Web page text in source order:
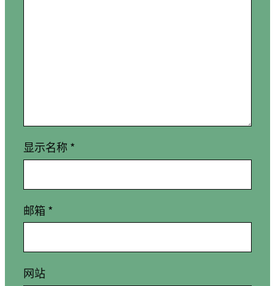
显示名称 *
邮箱 *
网站